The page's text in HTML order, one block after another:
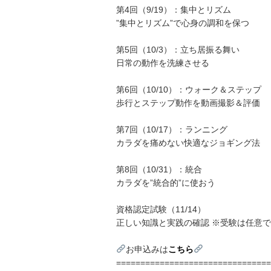
第4回（9/19）：集中とリズム
”集中とリズム”で心身の調和を保つ
第5回（10/3）：立ち居振る舞い
日常の動作を洗練させる
第6回（10/10）：ウォーク＆ステップ
歩行とステップ動作を動画撮影＆評価
第7回（10/17）：ランニング
カラダを痛めない快適なジョギング法
第8回（10/31）：統合
カラダを”統合的”に使おう
資格認定試験（11/14）
正しい知識と実践の確認 ※受験は任意
お申込みはこちら